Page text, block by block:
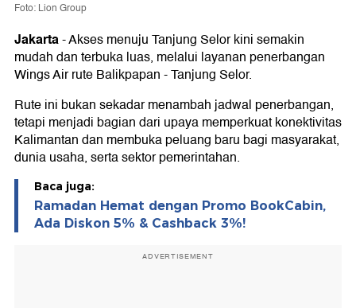
Foto: Lion Group
Jakarta-Akses menuju Tanjung Selor kini semakin
mudah dan terbuka luas, melalui layanan penerbangan
Wings Air rute Balikpapan - Tanjung Selor.
Rute ini bukan sekadar menambah jadwal penerbangan,
tetapi menjadi bagian dari upaya memperkuat konektivitas
Kalimantan dan membuka peluang baru bagi masyarakat,
dunia usaha, serta sektor pemerintahan.
Baca juga:
Ramadan Hemat dengan Promo BookCabin,
Ada Diskon 5% & Cashback 3%!
ADVERTISEMENT